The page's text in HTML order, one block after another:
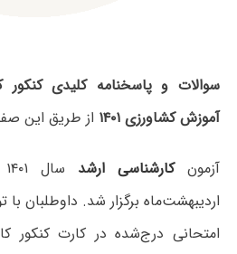
سوالات و پاسخنامه کلیدی کنکور
آموزش کشاورزی ۱۴۰۱
از طریق این
آزمونکارشناسی ارشد
اردیبهشت‌ماه برگزار شد. داوطلبان
امتحانی درج‌شده در کارت کنکور